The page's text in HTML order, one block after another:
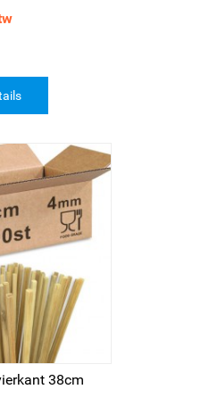
38cm